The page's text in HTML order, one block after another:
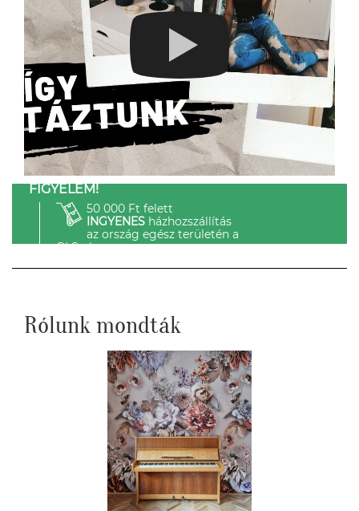
FIGYELEM!
50 000 Ft felett
INGYENESházhozszállítás
az ország egész területén a
GLS-el.
Rólunk mondták